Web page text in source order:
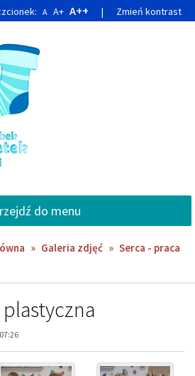
A A+ A++ | Zmień kontrast
do menu
» Galeria zdjęć » Serca - praca